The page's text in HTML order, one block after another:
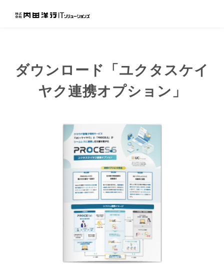
ダウンロード「ユクタスケイ
ヤク連携オプション」